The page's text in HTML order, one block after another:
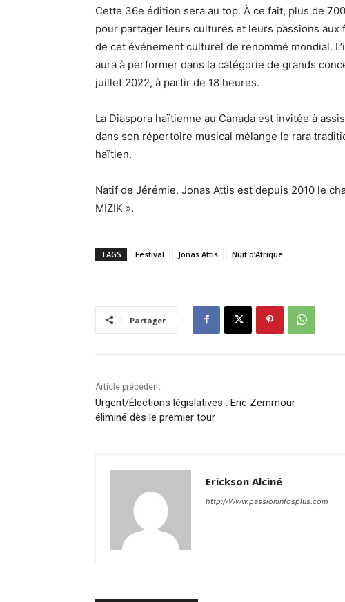
Cette 36e édition sera au top. À ce fait, plus de
pour partager leurs cultures et leurs passions
de cet événement culturel de renommé mondial.
aura à performer dans la catégorie de grands
juillet 2022, à partir de 18 heures.
La Diaspora haïtienne au Canada est invitée à
dans son répertoire musical mélange le rara
haïtien.
Natif de Jérémie, Jonas Attis est depuis 2010 le
MIZIK ».
TAGS Festival Jonas Attis Nuit d’Afrique
Partager
Article précédent
Urgent/Élections législatives : Eric Zemmour
éliminé dès le premier tour
Erickson Alciné
http://Www.passioninfosplus.com